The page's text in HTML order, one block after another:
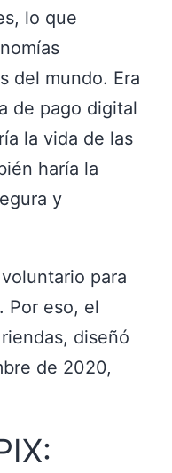
lo que
del mundo. Era
de pago digital
la vida de las
haría la
y
para
Por eso, el
diseñó
de 2020,